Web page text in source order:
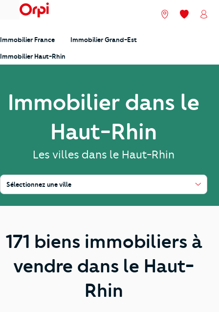
menu Nos agences
Mes
Immobilier France Immobilier Grand-Est
Immobilier Haut-Rhin
Immobilier dans le
Haut-Rhin
Les villes dans le Haut-Rhin
Sélectionnez une ville
171 biens immobiliers à
vendre dans le Haut-
Rhin